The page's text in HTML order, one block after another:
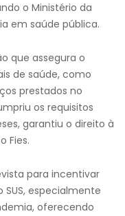
o Ministério da
em saúde pública.
que assegura o
de saúde, como
prestados no
os requisitos
garantiu o direito à
Fies.
para incentivar
especialmente
oferecendo